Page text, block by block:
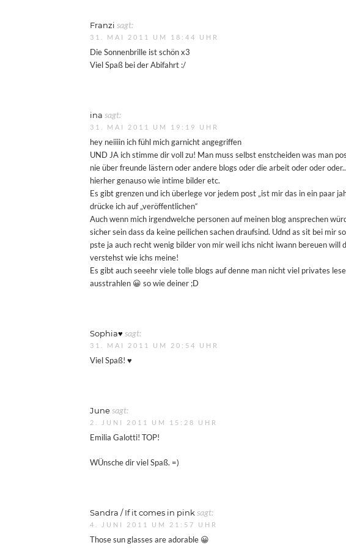
Franzi sagt:
31. MAI 2011 UM 18:44 UHR
Die Sonnenbrille ist schön x3
Viel Spaß bei der Abifahrt :/
ina sagt:
31. MAI 2011 UM 19:19 UHR
hey neiiiin ich fühl mich garnicht angegriffen
UND JA ich stimme dir voll zu! Man muss selbst enstcheiden was man
nie über freunde lästern oder andere blogs oder die arbeit oder oder
hierher genauso wie intime bilder etc.
Es gibt grenzen und ich überlege vor jedem post „ist mir das in ein paar
drücke ich auf „veröffentlichen“
Auch wenn mich irgendwelche personen auf meinen blog ansprechen
sicher sein dass da keine peilichen sachen draufsind. Udnd as sit bei mir
pste ja auch recht wenig bilder von mir weil ichs nicht iwann bereuen will
verstehst wie ichs meine!
Es gibt auch seeehr viele tolle blogs auf denne man nicht viel privates
ausstrahlen 😀 so wie deiner ;D
Sophia♥ sagt:
31. MAI 2011 UM 20:54 UHR
Viel Spaß! ♥
Junesagt:
2. JUNI 2011 UM 15:28 UHR
Emilia Galotti! TOP!
WÜnsche dir viel Spaß. =)
Sandra / If it comes in pink sagt:
4. JUNI 2011 UM 21:57 UHR
Those sun glasses are adorable 😀